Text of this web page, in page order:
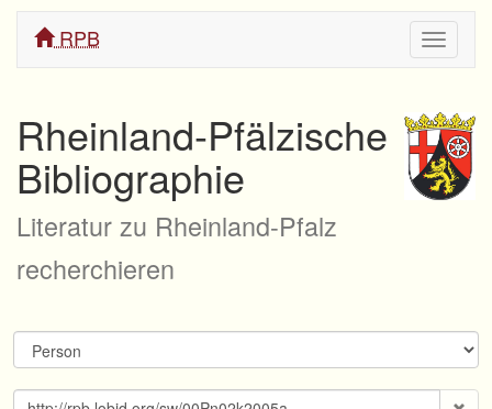
ein/
RPB
Rheinland-Pfälzische
Bibliographie
Literatur zu Rheinland-Pfalz
recherchieren